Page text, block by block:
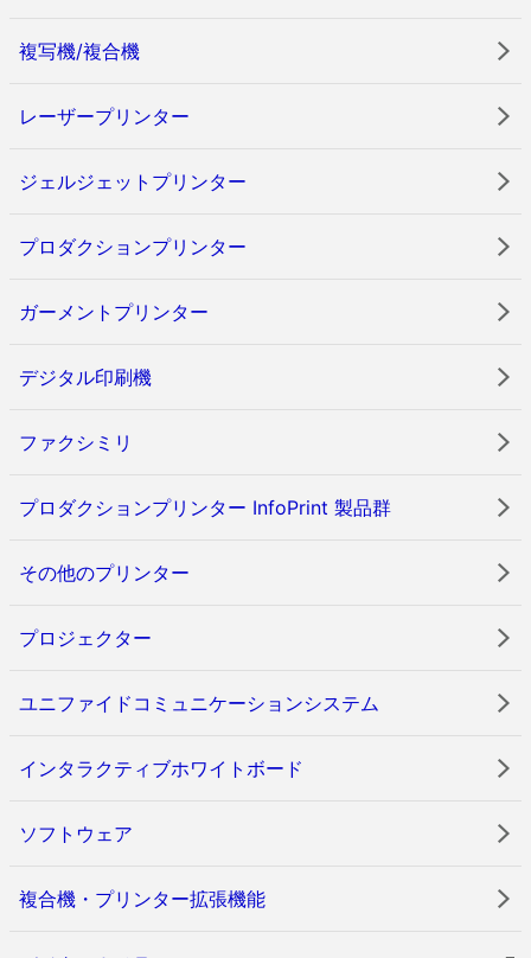
複写機/複合機
レーザープリンター
ジェルジェットプリンター
プロダクションプリンター
ガーメントプリンター
デジタル印刷機
ファクシミリ
プロダクションプリンター InfoPrint 製品群
その他のプリンター
プロジェクター
ユニファイドコミュニケーションシステム
インタラクティブホワイトボード
ソフトウェア
複合機・プリンター拡張機能